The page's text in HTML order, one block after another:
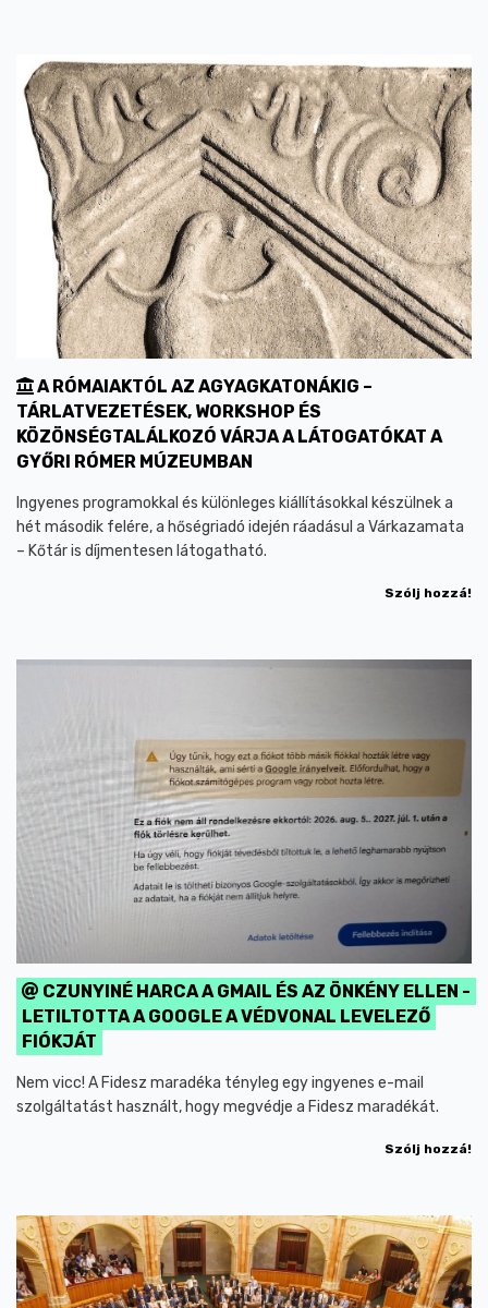
A RÓMAIAKTÓL AZ AGYAGKATONÁKIG –
TÁRLATVEZETÉSEK, WORKSHOP ÉS
KÖZÖNSÉGTALÁLKOZÓ VÁRJA A LÁTOGATÓKAT A
GYŐRI RÓMER MÚZEUMBAN
Ingyenes programokkal és különleges kiállításokkal készülnek a
hét második felére, a hőségriadó idején ráadásul a Várkazamata
– Kőtár is díjmentesen látogatható.
Szólj hozzá!
CZUNYINÉ HARCA A GMAIL ÉS AZ ÖNKÉNY ELLEN -
LETILTOTTA A GOOGLE A VÉDVONAL LEVELEZŐ
FIÓKJÁT
Nem vicc! A Fidesz maradéka tényleg egy ingyenes e-mail
szolgáltatást használt, hogy megvédje a Fidesz maradékát.
Szólj hozzá!